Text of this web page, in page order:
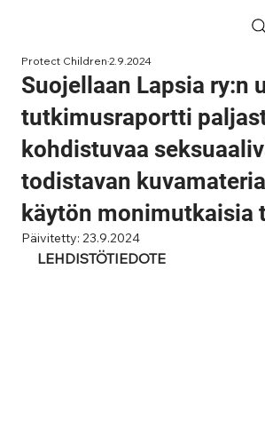
Suojellaan Lapsia ry:n
tutkimusraportti
kohdistuvaa
todistavan
käytön monimutkaisia
Protect Children2.9.2024
Päivitetty:23.9.2024
LEHDISTÖTIEDOTE